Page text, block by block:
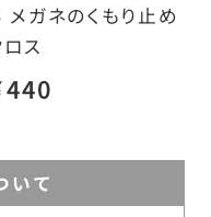
メガネのくもり止め
ロス
440
いて